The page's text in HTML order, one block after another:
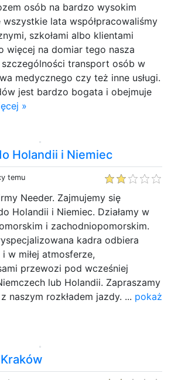
osób na bardzo wysokim
lata współpracowaliśmy
szkołami albo klientami
więcej na domiar tego nasza
transport osób w
medycznego czy też inne usługi.
jest bardzo bogata i obejmuje
»
Holandii i Niemiec
temu
Needer. Zajmujemy się
Holandii i Niemiec. Działamy w
i zachodniopomorskim.
kadra odbiera
w miłej atmosferze,
przewozi pod wcześniej
lub Holandii. Zapraszamy
naszym rozkładem jazdy. ... pokaż